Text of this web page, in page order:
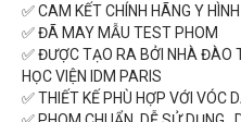
✅ CAM KẾT CHÍNH HÃNG Y
✅ ĐÃ MAY MẪU TEST PHOM
✅ ĐƯỢC TẠO RA BỞI NHÀ ĐÀO
HỌC VIỆN IDM PARIS
✅ THIẾT KẾ PHÙ HỢP VỚI VÓC